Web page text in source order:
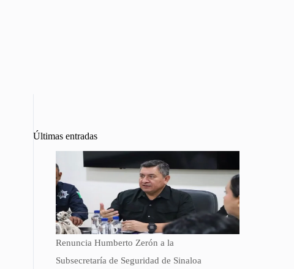
Últimas entradas
Renuncia Humberto Zerón a la
Subsecretaría de Seguridad de Sinaloa